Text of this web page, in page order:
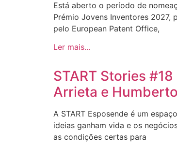
Está aberto o período de
Prémio Jovens Inventores 2027,
pelo European Patent Office,
Ler mais...
START Stories
Arrieta e
A START Esposende é um
ideias ganham vida e os
as condições certas para